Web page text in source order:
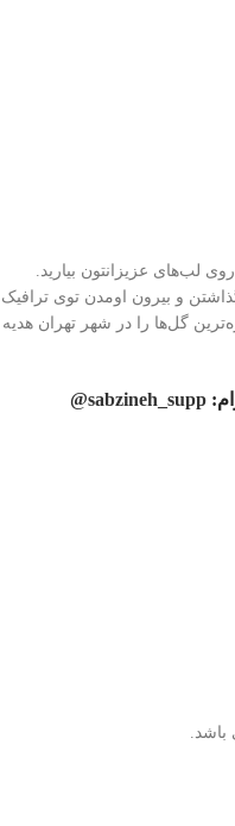
لب‌های عزیزانتون بیارید.
و بیرون اومدن توی ترافیک
گل‌ها را در شهر تهران هدیه
sabzineh_supp@